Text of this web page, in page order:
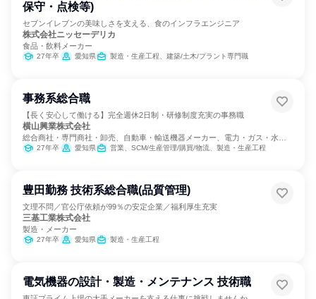
保守・点検等)
セブンイレブンの美味しさを支える、食のインフラエンジニア
株式会社ニッセーデリカ
食品・飲料メーカー
27年卒 愛知県 製造・生産工程、建築/土木/プラント専門職
事務系総合職
【長く安心して働ける】完全週休2日制・研修制度充実の事務職
横山興業株式会社
総合商社・専門商社・卸売、自動車・輸送機器メーカー、電力・ガス・水
道・エネルギー
27年卒 愛知県 営業、SCM/生産管理/購買/物流、製造・生産工程
豊田勤務 技術系総合職(品質管理)
文理不問／官公庁依頼が99％の安定企業／福利厚生充実
三基工業株式会社
製造・メーカー
27年卒 愛知県 製造・生産工程
電気機器の設計・製造・メンテナンス 技術職